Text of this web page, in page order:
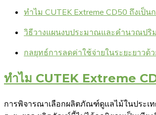
ทำไม CUTEK Extreme CD50 ถึงเป็
วิธีวางแผนงบประมาณและคำนวณปริ
กลยุทธ์การลดค่าใช้จ่ายในระยะยาวด้
ทำไม CUTEK Extreme
การพิจารณาเลือกผลิตภัณฑ์ดูแลไม้ในประเ